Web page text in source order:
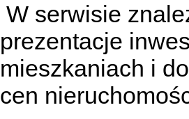
W serwisie
prezentacje
mieszkaniach i
cen